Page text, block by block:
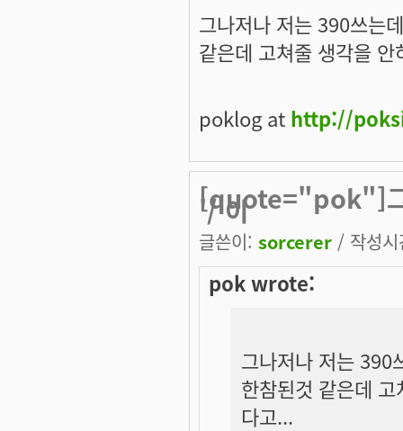
그나저나 저는 390쓰는
같은데 고쳐줄 생각을
poklog at http://
[quote="pok"]그
'/'이
글쓴이: sorcerer / 작성
pok wrote:
그나저나 저는 390
한참된것 같은데
다고...